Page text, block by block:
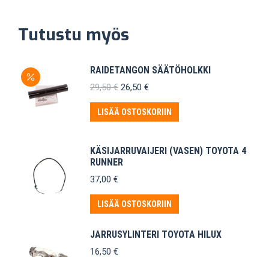
Tutustu myös
RAIDETANGON SÄÄTÖHOLKKI
29,50€ Alkuperäinen
oli:
29,50 €.
26,50 €Nykyinen
on:
26,50 €.
LISÄÄ OSTOSKORIIN
KÄSIJARRUVAIJERI (VASEN) TOYOTA 4
RUNNER
37,00 €
LISÄÄ OSTOSKORIIN
JARRUSYLINTERI TOYOTA HILUX
16,50 €